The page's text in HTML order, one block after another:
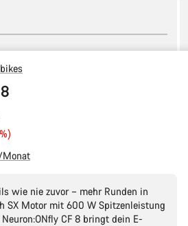
Monat
wie nie zuvor – mehr Runden in
SX Motor mit 600 W Spitzenleistung
CF 8 bringt dein E-